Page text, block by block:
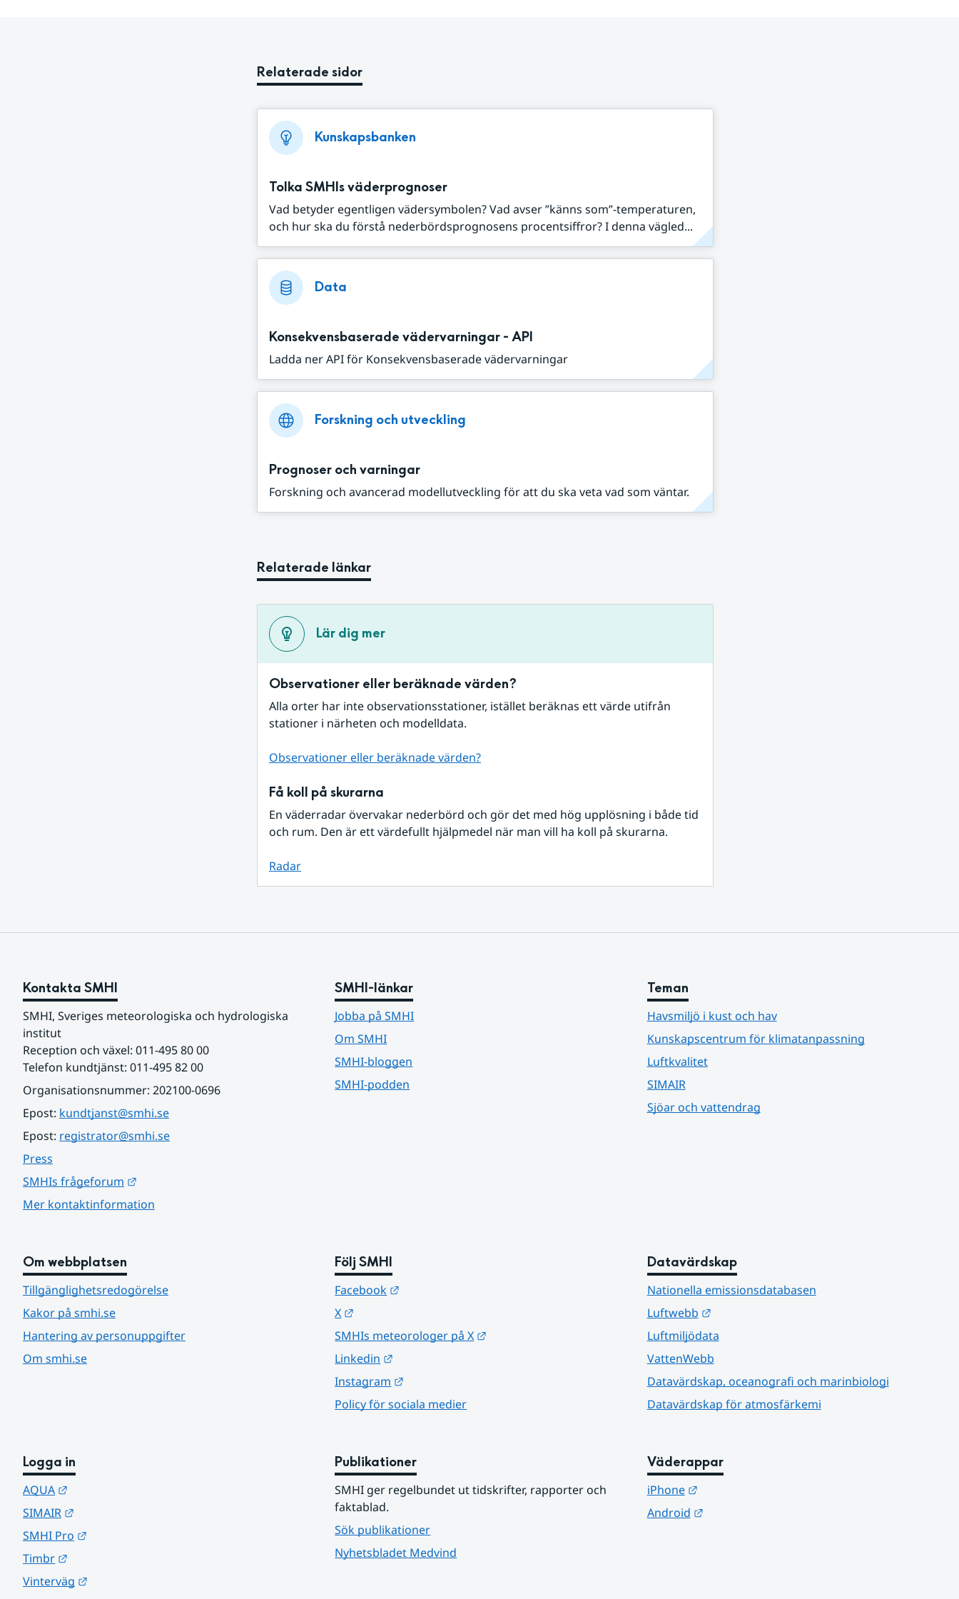
Relaterade sidor
Kunskapsbanken
Tolka SMHIs väderprognoser
Vad betyder egentligen vädersymbolen? Vad avser ”känns som”-temperaturen,
och hur ska du förstå nederbördsprognosens procentsiffror? I denna vägled...
Data
Konsekvensbaserade vädervarningar - API
Ladda ner API för Konsekvensbaserade vädervarningar
Forskning och utveckling
Prognoser och varningar
Forskning och avancerad modellutveckling för att du ska veta vad som väntar.
Relaterade länkar
Lär dig mer
Observationer eller beräknade värden?
Alla orter har inte observationsstationer, istället beräknas ett värde utifrån
stationer i närheten och modelldata.
Observationer eller beräknade värden?
Få koll på skurarna
En väderradar övervakar nederbörd och gör det med hög upplösning i både tid
och rum. Den är ett värdefullt hjälpmedel när man vill ha koll på skurarna.
Radar
Kontakta SMHI
SMHI, Sveriges meteorologiska och hydrologiska
institut
Reception och växel: 011-495 80 00
Telefon kundtjänst: 011-495 82 00
Organisationsnummer: 202100-0696
Epost: kundtjanst@smhi.se
Epost: registrator@smhi.se
Press
SMHIs frågeforum
Mer kontaktinformation
SMHI-länkar
Jobba på SMHI
Om SMHI
SMHI-bloggen
SMHI-podden
Teman
Havsmiljö i kust och hav
Kunskapscentrum för klimatanpassning
Luftkvalitet
SIMAIR
Sjöar och vattendrag
Om webbplatsen
Tillgänglighetsredogörelse
Kakor på smhi.se
Hantering av personuppgifter
Om smhi.se
Följ SMHI
Facebook
X
SMHIs meteorologer på X
Linkedin
Instagram
Policy för sociala medier
Datavärdskap
Nationella emissionsdatabasen
Luftwebb
Länk till annan webbplats.
Luftmiljödata
VattenWebb
Datavärdskap, oceanografi och marinbiologi
Datavärdskap för atmosfärkemi
Logga in
AQUA
SIMAIR
SMHI Pro
Timbr
Vinterväg
Publikationer
SMHI ger regelbundet ut tidskrifter, rapporter och
faktablad.
Sök publikationer
Nyhetsbladet Medvind
Väderappar
iPhone
Länk till annan webbplats.
Android
Länk till annan webbplats.